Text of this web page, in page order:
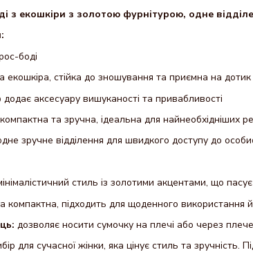
з екошкіри з золотою фурнітурою, одне
боді
екошкіра, стійка до зношування та приємна на дотик
аксесуару вишуканості та привабливості
та зручна, ідеальна для найнеобхідніших
зручне відділення для швидкого доступу до
стиль із золотими акцентами, що
компактна, підходить для щоденного використання
дозволяє носити сумочку на плечі або через
для сучасної жінки, яка цінує стиль та зручність.